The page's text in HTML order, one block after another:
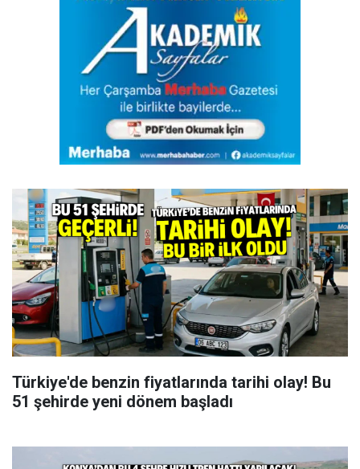
Türkiye'de benzin fiyatlarında tarihi olay! Bu
51 şehirde yeni dönem başladı